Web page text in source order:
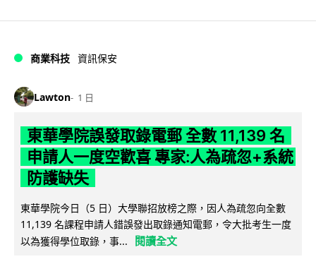
商業科技 資訊保安
Lawton 1 日
東華學院誤發取錄電郵 全數 11,139 名
申請人一度空歡喜 專家:人為疏忽+系統
防護缺失
東華學院今日（5 日）大學聯招放榜之際，因人為疏忽向全數
11,139 名課程申請人錯誤發出取錄通知電郵，令大批考生一度
以為獲得學位取錄，事...
閱讀全文